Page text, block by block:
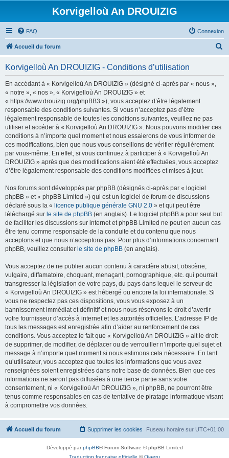
Korvigelloù An DROUIZIG
FAQ Connexion
Accueil du forum
Korvigelloù An DROUIZIG - Conditions d’utilisation
En accédant à « Korvigelloù An DROUIZIG » (désigné ci-après par « nous »,
« notre », « nos », « Korvigelloù An DROUIZIG » et
« https://www.drouizig.org/phpBB3 »), vous acceptez d’être légalement
responsable des conditions suivantes. Si vous n’acceptez pas d’être
légalement responsable de toutes les conditions suivantes, veuillez ne pas
utiliser et accéder à « Korvigelloù An DROUIZIG ». Nous pouvons modifier ces
conditions à n’importe quel moment et nous essaierons de vous informer de
ces modifications, bien que nous vous conseillons de vérifier régulièrement
par vous-même. En effet, si vous continuez à participer à « Korvigelloù An
DROUIZIG » après que des modifications aient été effectuées, vous acceptez
d’être légalement responsable des conditions modifiées et mises à jour.
Nos forums sont développés par phpBB (désignés ci-après par « logiciel
phpBB » et « phpBB Limited ») qui est un logiciel de forum de discussions
déclaré sous la « licence publique générale GNU 2.0 » et qui peut être
téléchargé sur le site de phpBB (en anglais). Le logiciel phpBB a pour seul but
de faciliter les discussions sur internet et phpBB Limited ne peut en aucun cas
être tenu comme responsable de la conduite et du contenu que nous
acceptons et que nous n’acceptons pas. Pour plus d’informations concernant
phpBB, veuillez consulter le site de phpBB (en anglais).
Vous acceptez de ne publier aucun contenu à caractère abusif, obscène,
vulgaire, diffamatoire, choquant, menaçant, pornographique, etc. qui pourrait
transgresser la législation de votre pays, du pays dans lequel le serveur de
« Korvigelloù An DROUIZIG » est hébergé ou encore la loi internationale. Si
vous ne respectez pas ces dispositions, vous vous exposez à un
bannissement immédiat et définitif et nous nous réservons le droit d’avertir
votre fournisseur d’accès à internet et les autorités officielles. L’adresse IP de
tous les messages est enregistrée afin d’aider au renforcement de ces
conditions. Vous acceptez le fait que « Korvigelloù An DROUIZIG » ait le droit
de supprimer, de modifier, de déplacer ou de verrouiller n’importe quel sujet et
message à n’importe quel moment si nous estimons cela nécessaire. En tant
qu’utilisateur, vous acceptez que toutes les informations que vous avez
renseignées soient enregistrées dans notre base de données. Bien que ces
informations ne seront pas diffusées à une tierce partie sans votre
consentement, ni « Korvigelloù An DROUIZIG », ni phpBB, ne pourront être
tenus comme responsables en cas de tentative de piratage informatique visant
à compromettre vos données.
Accueil du forum Fuseau horaire sur UTC+01:00
Supprimer les cookies
Développé parphpBB® Forum Software © phpBB Limited
Traduction française officielle ©Qiaeru